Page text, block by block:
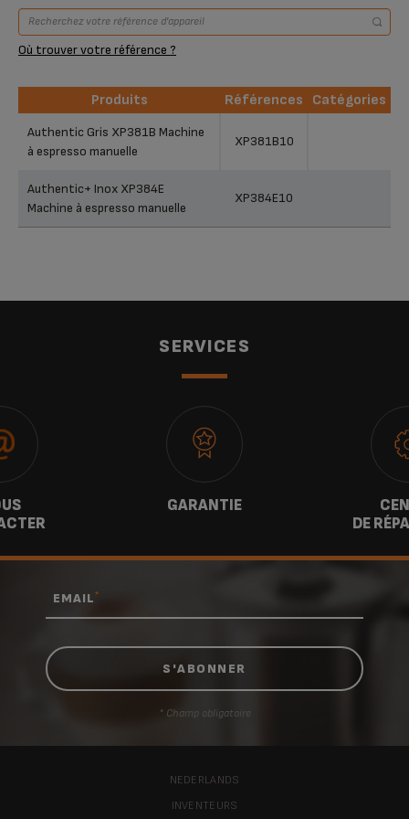
Où trouver votre référence ?
Produits Références
Catégories
Produits
Authentic Gris XP381B Machine
à espresso manuelle
XP381B10
Authentic+ Inox XP384E
Machine à espresso manuelle
XP384E10
SERVICES
GARANTIE
DE
EMAIL*
* Champ obligatoire
NEDERLANDS
INVENTEURS